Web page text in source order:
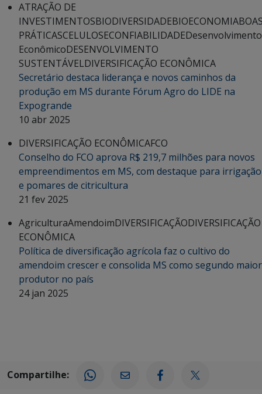
ATRAÇÃO DE
INVESTIMENTOSBIODIVERSIDADEBIOECONOMIA
PRÁTICASCELULOSECONFIABILIDADEDesenvolvimento
EconômicoDESENVOLVIMENTO
SUSTENTÁVELDIVERSIFICAÇÃO ECONÔMICA
Secretário destaca liderança e novos caminhos da
produção em MS durante Fórum Agro do LIDE na
Expogrande
10 abr 2025
DIVERSIFICAÇÃO ECONÔMICAFCO
Conselho do FCO aprova R$ 219,7 milhões para novos
empreendimentos em MS, com destaque para irrigação
e pomares de citricultura
21 fev 2025
AgriculturaAmendoimDIVERSIFICAÇÃODIVERSIFICAÇÃO
ECONÔMICA
Política de diversificação agrícola faz o cultivo do
amendoim crescer e consolida MS como segundo maior
produtor no país
24 jan 2025
Compartilhe: